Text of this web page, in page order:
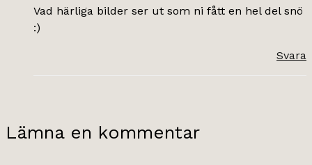
Vad härliga bilder ser ut som ni fått en hel del snö
:)
Svara
Lämna en kommentar